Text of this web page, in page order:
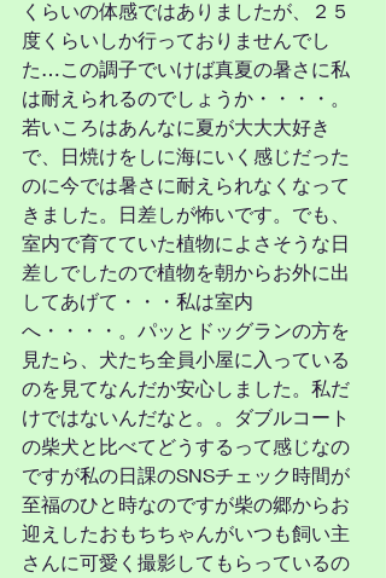
くらいの体感ではありましたが、２５
度くらいしか行っておりませんでし
た…この調子でいけば真夏の暑さに私
は耐えられるのでしょうか・・・・。
若いころはあんなに夏が大大大好き
で、日焼けをしに海にいく感じだった
のに今では暑さに耐えられなくなって
きました。日差しが怖いです。でも、
室内で育てていた植物によさそうな日
差しでしたので植物を朝からお外に出
してあげて・・・私は室内
へ・・・・。パッとドッグランの方を
見たら、犬たち全員小屋に入っている
のを見てなんだか安心しました。私だ
けではないんだなと。。ダブルコート
の柴犬と比べてどうするって感じなの
ですが私の日課のSNSチェック時間が
至福のひと時なのですが柴の郷からお
迎えしたおもちちゃんがいつも飼い主
さんに可愛く撮影してもらっているの